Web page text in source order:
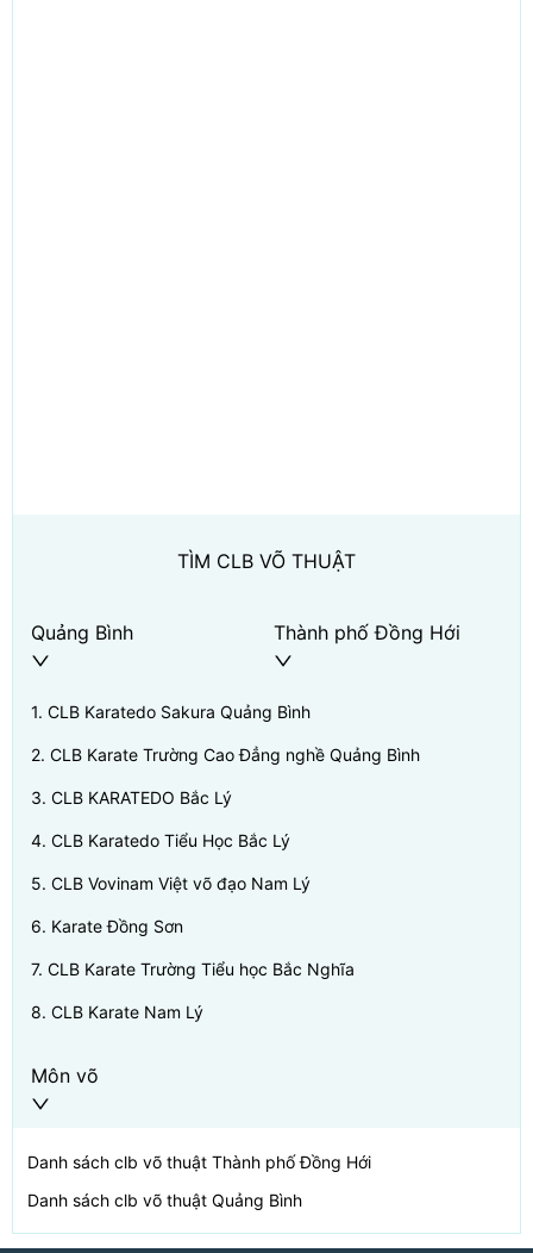
TÌM CLB VÕ THUẬT
Quảng Bình Thành phố Đồng Hới
1. CLB Karatedo Sakura Quảng Bình
2. CLB Karate Trường Cao Đẳng nghề Quảng Bình
3. CLB KARATEDO Bắc Lý
4. CLB Karatedo Tiểu Học Bắc Lý
5. CLB Vovinam Việt võ đạo Nam Lý
6. Karate Đồng Sơn
7. CLB Karate Trường Tiểu học Bắc Nghĩa
8. CLB Karate Nam Lý
Môn võ
Danh sách clb võ thuật Thành phố Đồng Hới
Danh sách clb võ thuật Quảng Bình